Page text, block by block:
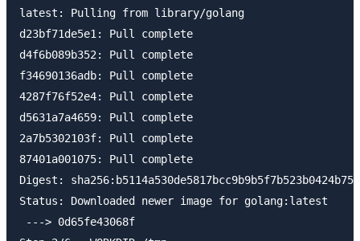
latest: Pulling from library/golang
d23bf71de5e1: Pull complete
d4f6b089b352: Pull complete
f34690136adb: Pull complete
4287f76f52e4: Pull complete
d5631a7a4659: Pull complete
2a7b5302103f: Pull complete
87401a001075: Pull complete
Digest:
Status: Downloaded newer image for golang:latest
---> 0d65fe43068f